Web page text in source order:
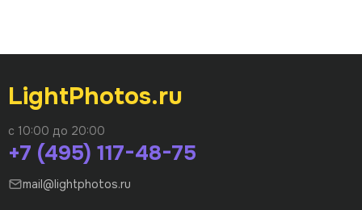
LightPhotos.ru
с 10:00 до 20:00
+7 (495) 117-48-75
mail@lightphotos.ru